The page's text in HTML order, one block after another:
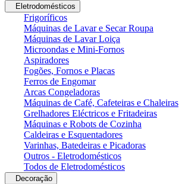
Eletrodomésticos
Frigoríficos
Máquinas de Lavar e Secar Roupa
Máquinas de Lavar Loiça
Microondas e Mini-Fornos
Aspiradores
Fogões, Fornos e Placas
Ferros de Engomar
Arcas Congeladoras
Máquinas de Café, Cafeteiras e Chaleiras
Grelhadores Eléctricos e Fritadeiras
Máquinas e Robots de Cozinha
Caldeiras e Esquentadores
Varinhas, Batedeiras e Picadoras
Outros - Eletrodomésticos
Todos de Eletrodomésticos
Decoração